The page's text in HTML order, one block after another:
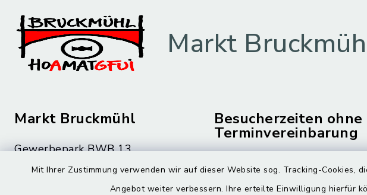
Mit Ihrer Zustimmung verwenden wir auf dieser Website sog. Tracking-Cookies,
Angebot weiter verbessern. Ihre erteilte Einwilligung hierfür
Markt
Markt Bruckmühl
Gewerbepark BWB 13
83052 Bruckmühl
Besucherzeiten ohne
Terminvereinbarung